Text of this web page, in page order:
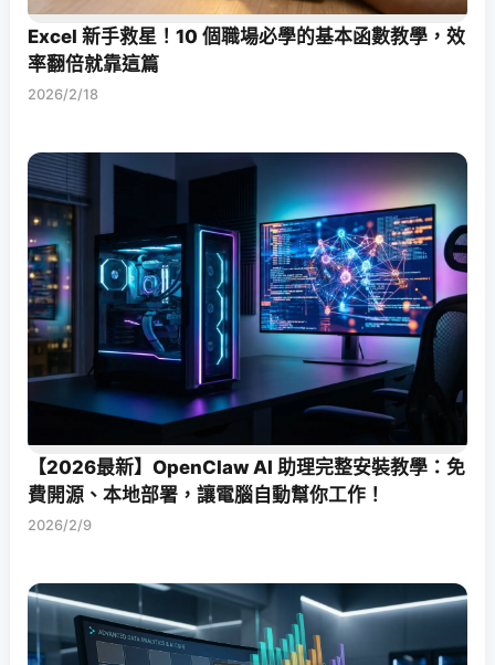
Excel 新手救星！10 個職場必學的基本函數教學，效
率翻倍就靠這篇
2026/2/18
【2026最新】OpenClaw AI 助理完整安裝教學：免
費開源、本地部署，讓電腦自動幫你工作！
2026/2/9